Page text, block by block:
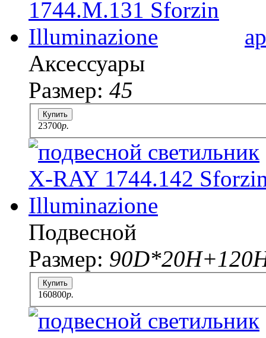
Аксессуары
Размер: 45
Купить
23700p.
Подвесной
Размер:
Купить
160800p.